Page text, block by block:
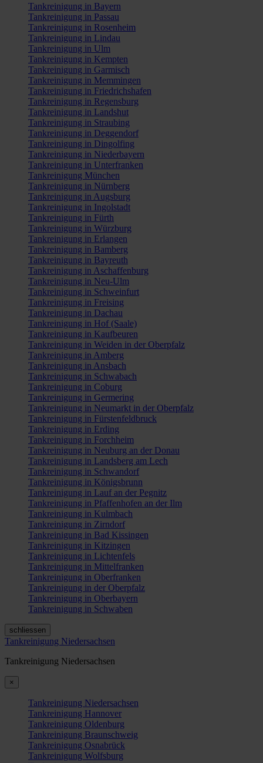
Tankreinigung in Bayern
Tankreinigung in Passau
Tankreinigung in Rosenheim
Tankreinigung in Lindau
Tankreinigung in Ulm
Tankreinigung in Kempten
Tankreinigung in Garmisch
Tankreinigung in Memmingen
Tankreinigung in Friedrichshafen
Tankreinigung in Regensburg
Tankreinigung in Landshut
Tankreinigung in Straubing
Tankreinigung in Deggendorf
Tankreinigung in Dingolfing
Tankreinigung in Niederbayern
Tankreinigung in Unterfranken
Tankreinigung München
Tankreinigung in Nürnberg
Tankreinigung in Augsburg
Tankreinigung in Ingolstadt
Tankreinigung in Fürth
Tankreinigung in Würzburg
Tankreinigung in Erlangen
Tankreinigung in Bamberg
Tankreinigung in Bayreuth
Tankreinigung in Aschaffenburg
Tankreinigung in Neu-Ulm
Tankreinigung in Schweinfurt
Tankreinigung in Freising
Tankreinigung in Dachau
Tankreinigung in Hof (Saale)
Tankreinigung in Kaufbeuren
Tankreinigung in Weiden in der Oberpfalz
Tankreinigung in Amberg
Tankreinigung in Ansbach
Tankreinigung in Schwabach
Tankreinigung in Coburg
Tankreinigung in Germering
Tankreinigung in Neumarkt in der Oberpfalz
Tankreinigung in Fürstenfeldbruck
Tankreinigung in Erding
Tankreinigung in Forchheim
Tankreinigung in Neuburg an der Donau
Tankreinigung in Landsberg am Lech
Tankreinigung in Schwandorf
Tankreinigung in Königsbrunn
Tankreinigung in Lauf an der Pegnitz
Tankreinigung in Pfaffenhofen an der Ilm
Tankreinigung in Kulmbach
Tankreinigung in Zirndorf
Tankreinigung in Bad Kissingen
Tankreinigung in Kitzingen
Tankreinigung in Lichtenfels
Tankreinigung in Mittelfranken
Tankreinigung in Oberfranken
Tankreinigung in der Oberpfalz
Tankreinigung in Oberbayern
Tankreinigung in Schwaben
schliessen
Tankreinigung Niedersachsen
Tankreinigung Niedersachsen
×
Tankreinigung Niedersachsen
Tankreinigung Hannover
Tankreinigung Oldenburg
Tankreinigung Braunschweig
Tankreinigung Osnabrück
Tankreinigung Wolfsburg